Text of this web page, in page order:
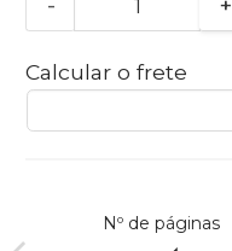
Calcular o frete
Nº de páginas